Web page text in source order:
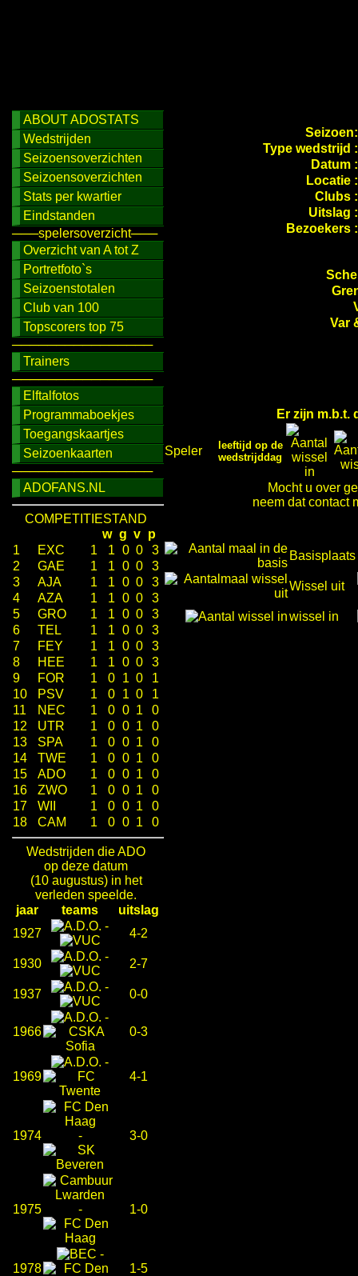
ABOUT ADOSTATS
Wedstrijden
Seizoensoverzichten
Seizoensoverzichten
Stats per kwartier
Eindstanden
───spelersoverzicht───
Overzicht van A tot Z
Portretfoto`s
Seizoenstotalen
Club van 100
Topscorers top 75
────────────────
Trainers
────────────────
Elftalfotos
Programmaboekjes
Toegangskaartjes
Seizoenkaarten
────────────────
ADOFANS.NL
COMPETITIESTAND
w g v p
1
EXC 1 1 0 0
3
2
GAE 1 1 0 0
3
3
AJA 1 1 0 0
3
4
AZA 1 1 0 0
3
5
GRO 1 1 0 0
3
6
TEL 1 1 0 0
3
7
FEY 1 1 0 0
3
8
HEE 1 1 0 0
3
9
FOR 1 0 1 0
1
10
PSV 1 0 1 0
1
11
NEC 1 0 0 1
0
12
UTR 1 0 0 1
0
13
SPA 1 0 0 1
0
14
TWE 1 0 0 1
0
15
ADO 1 0 0 1
0
16
ZWO 1 0 0 1
0
17
WII 1 0 0 1
0
18
CAM 1 0 0 1 0
Wedstrijden die ADO
op deze datum
(10 augustus) in het
verleden speelde.
jaar
teams
uitslag
1927
-
4-2
1930
-
2-7
1937
-
0-0
1966
-
0-3
1969
-
4-1
1974 - 3-0
1975 - 1-0
1978
-
1-5
Type wedstrijd
Datum
Locatie
Clubs
Uitslag
Bezoekers
Var
Er zijn m.b.t.
Speler
leeftijd op de
wedstrijddag
Mocht u over
neem dat contact
Basisplaats
Wissel uit
wissel in